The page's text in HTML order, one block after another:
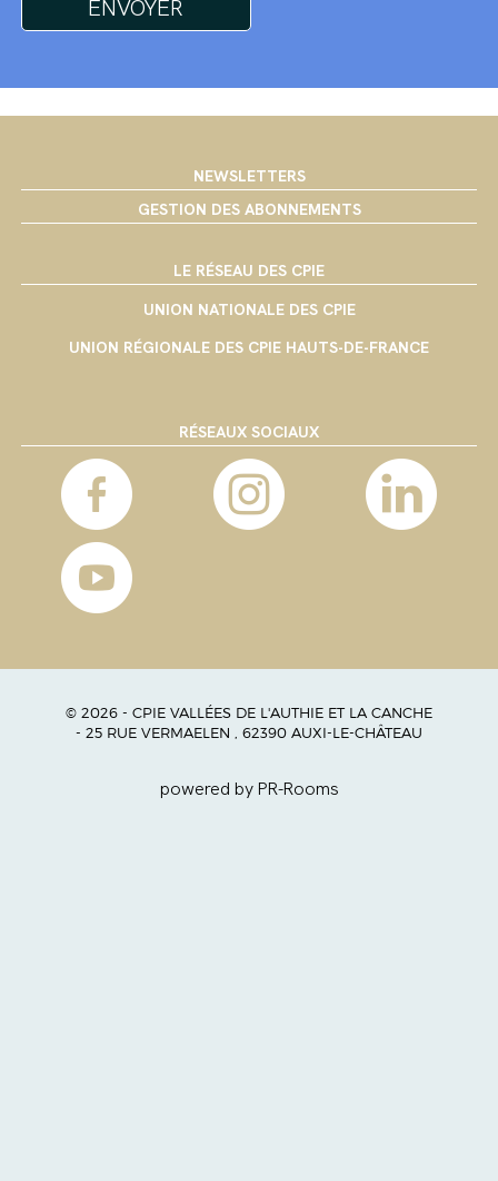
NEWSLETTERS
GESTION DES ABONNEMENTS
LE RÉSEAU DES CPIE
UNION NATIONALE DES CPIE
UNION RÉGIONALE DES CPIE HAUTS-DE-FRANCE
RÉSEAUX SOCIAUX
© 2026 - CPIE VALLÉES DE L'AUTHIE ET LA CANCHE
- 25 RUE VERMAELEN , 62390 AUXI-LE-CHÂTEAU
powered by PR-Rooms